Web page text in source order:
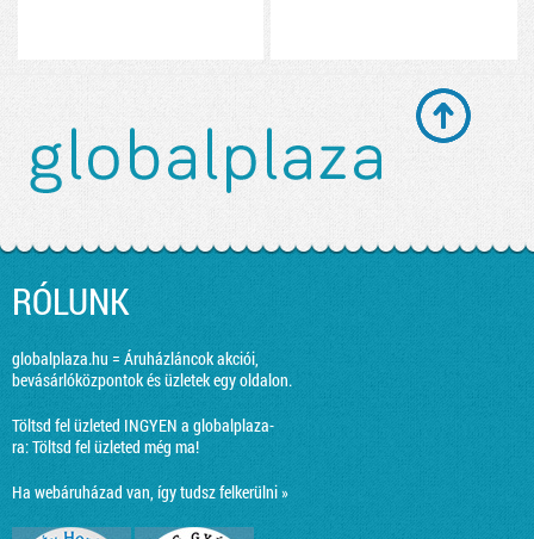
RÓLUNK
globalplaza.hu = Áruházláncok akciói,
bevásárlóközpontok és üzletek egy oldalon.
Töltsd fel üzleted INGYEN a globalplaza-
ra:Töltsd fel üzleted még ma!
Ha webáruházad van, így tudsz felkerülni »